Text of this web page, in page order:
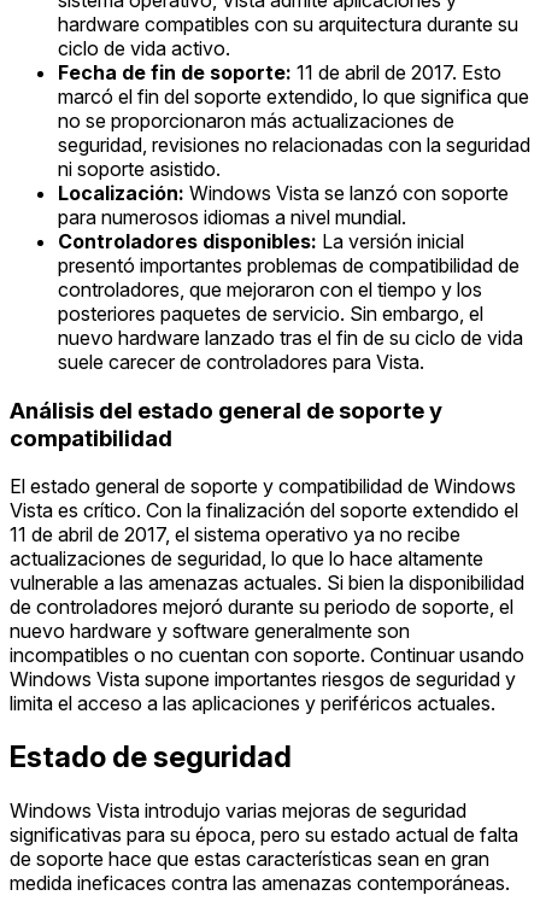
hardware compatibles con su arquitectura durante su
ciclo de vida activo.
Fecha de fin de soporte: 11 de abril de 2017. Esto
marcó el fin del soporte extendido, lo que significa que
no se proporcionaron más actualizaciones de
seguridad, revisiones no relacionadas con la seguridad
ni soporte asistido.
Localización: Windows Vista se lanzó con soporte
para numerosos idiomas a nivel mundial.
Controladores disponibles: La versión inicial
presentó importantes problemas de compatibilidad de
controladores, que mejoraron con el tiempo y los
posteriores paquetes de servicio. Sin embargo, el
nuevo hardware lanzado tras el fin de su ciclo de vida
suele carecer de controladores para Vista.
Análisis del estado general de soporte y
compatibilidad
El estado general de soporte y compatibilidad de Windows
Vista es crítico. Con la finalización del soporte extendido el
11 de abril de 2017, el sistema operativo ya no recibe
actualizaciones de seguridad, lo que lo hace altamente
vulnerable a las amenazas actuales. Si bien la disponibilidad
de controladores mejoró durante su periodo de soporte, el
nuevo hardware y software generalmente son
incompatibles o no cuentan con soporte. Continuar usando
Windows Vista supone importantes riesgos de seguridad y
limita el acceso a las aplicaciones y periféricos actuales.
Estado de seguridad
Windows Vista introdujo varias mejoras de seguridad
significativas para su época, pero su estado actual de falta
de soporte hace que estas características sean en gran
medida ineficaces contra las amenazas contemporáneas.